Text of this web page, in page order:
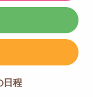
日程